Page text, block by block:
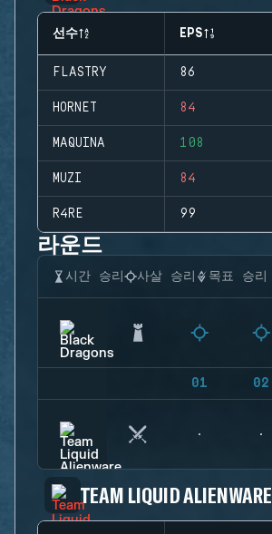
선수 EPS
FLASTRY 86
HORNET 84
MAQUINA 108
MUZI 84
R4RE 99
라운드
시간 승리 사살 승리 목표 승리
01 02
TEAM LIQUID ALIENWARE